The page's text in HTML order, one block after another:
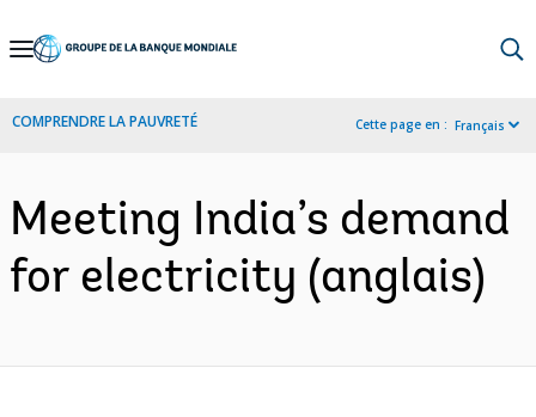
Skip
Navigation
COMPRENDRE LA PAUVRETÉ Cette page en : Français
Meeting India’s demand
for electricity (anglais)